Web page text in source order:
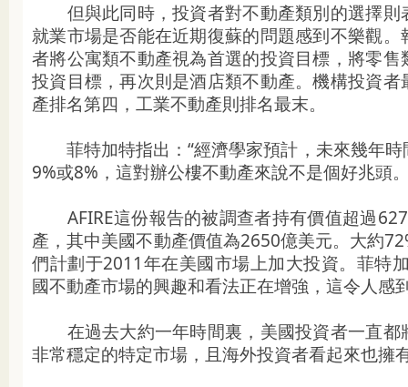
但與此同時，投資者對不動產類別的選擇則
就業市場是否能在近期復蘇的問題感到不樂觀
者將公寓類不動產視為首選的投資目標，將零
投資目標，再次則是酒店類不動產。機構投資
產排名第四，工業不動產則排名最末。
菲特加特指出：“經濟學家預計，未來幾年時
9%或8%，這對辦公樓不動產來說不是個好兆頭
AFIRE這份報告的被調查者持有價值超過
產，其中美國不動產價值為2650億美元。大約
們計劃于2011年在美國市場上加大投資。菲特
國不動產市場的興趣和看法正在增強，這令人感
在過去大約一年時間裏，美國投資者一直都
非常穩定的特定市場，且海外投資者看起來也擁